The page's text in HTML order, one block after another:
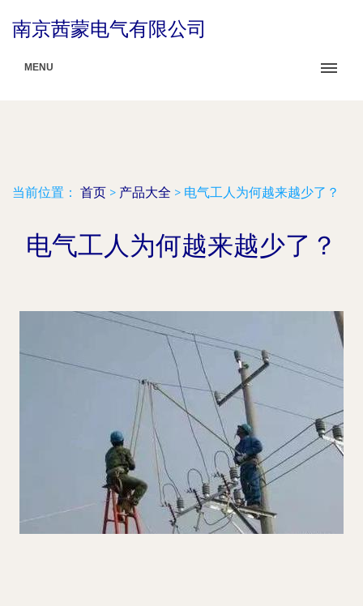
南京茜蒙电气有限公司
MENU
当前位置： 首页 > 产品大全 > 电气工人为何越来越少了？
电气工人为何越来越少了？